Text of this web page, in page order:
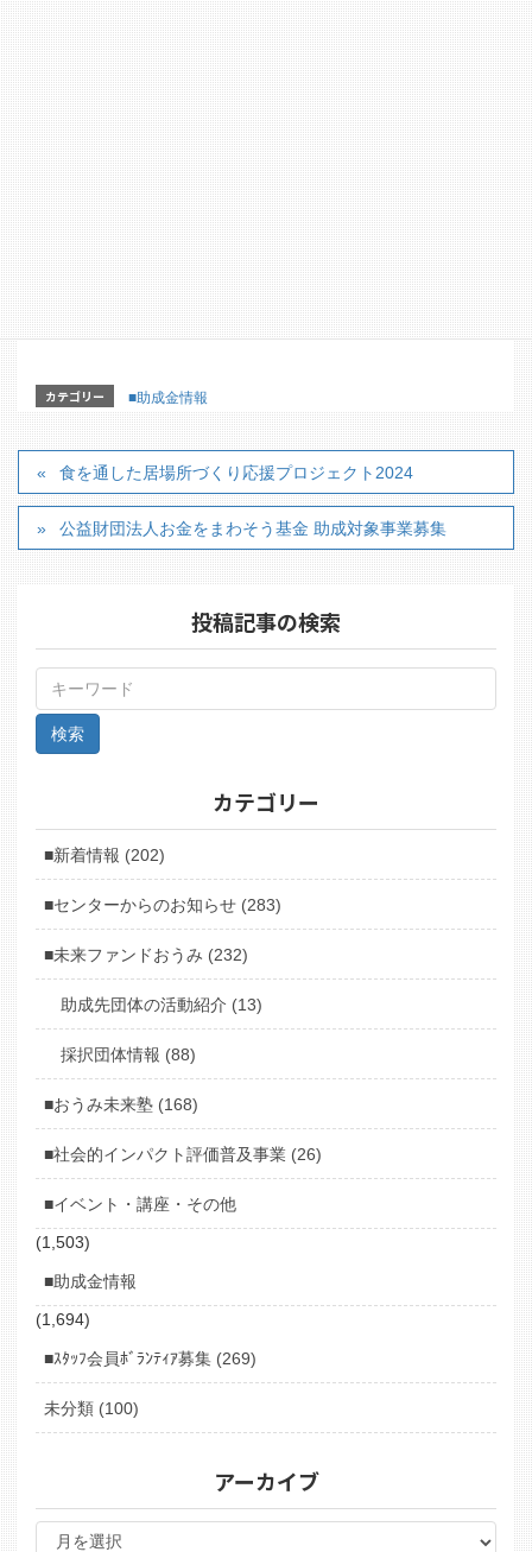
は、イベントや活動実施者の了解を得て下さい。
【応募締切】
9月27日（金）
【問合せ・申込み先】
一般財団法人 公園財団 担当者名 織田・川田
〒112-0014 東京都文京区関口 1-47-12 江戸川橋ビル 2
階 03-6674-1188 yumeplan@prfj.or.jp
【詳細はこちらのホームページからどうぞ】
https://yumeplan.prfj.or.jp/caution.html
カテゴリー ■助成金情報
食を通した居場所づくり応援プロジェクト2024
公益財団法人お金をまわそう基金 助成対象事業募集
投稿記事の検索
カテゴリー
■新着情報 (202)
■センターからのお知らせ (283)
■未来ファンドおうみ (232)
助成先団体の活動紹介 (13)
採択団体情報 (88)
■おうみ未来塾 (168)
■社会的インパクト評価普及事業 (26)
■イベント・講座・その他
(1,503)
■助成金情報
(1,694)
■ｽﾀｯﾌ会員ﾎﾞﾗﾝﾃｨｱ募集 (269)
未分類 (100)
アーカイブ